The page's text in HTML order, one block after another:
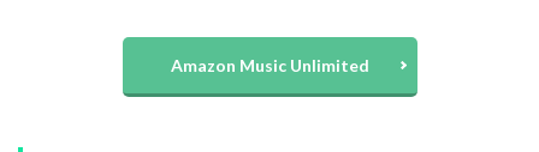
Amazon Music Unlimited